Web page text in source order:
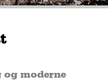
og moderne